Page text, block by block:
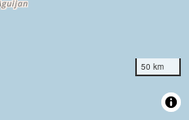
50 km